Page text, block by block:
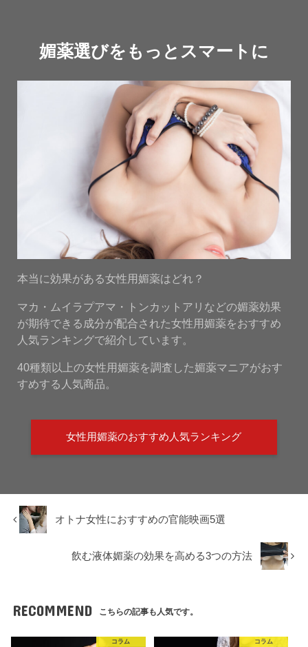
媚薬選びをもっとスマートに
本当に効果がある女性用媚薬はどれ？
マカ・ムイラプアマ・トンカットアリなどの媚薬効果
が期待できる成分が配合された女性用媚薬をおすすめ
人気ランキングで紹介しています。
40種類以上の女性用媚薬を調査した媚薬マニアがおす
すめする人気商品。
女性用媚薬のおすすめ人気ランキング
オトナ女性におすすめの官能映画5選
飲む液体媚薬の効果を高める3つの方法
RECOMMEND こちらの記事も人気です。
コラム コラム